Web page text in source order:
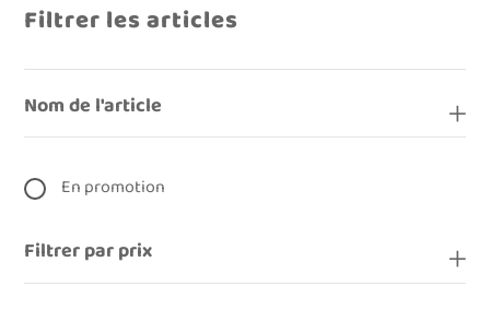
Filtrer les articles
Nom de l'article
En promotion
Filtrer par prix